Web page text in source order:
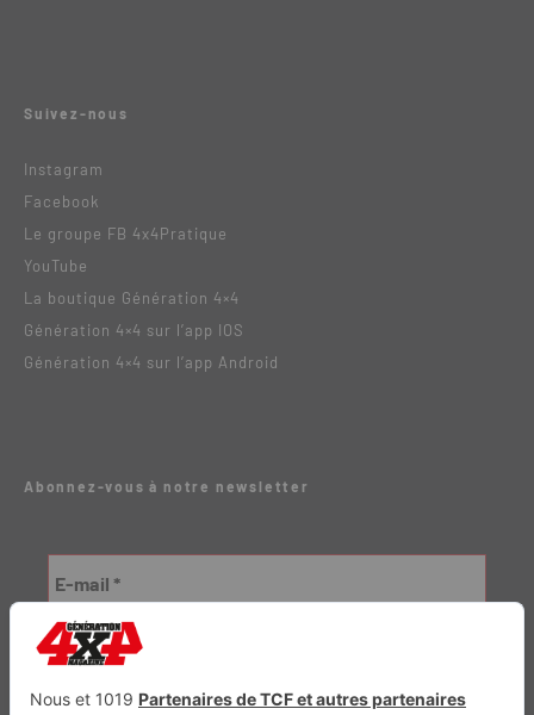
Suivez-nous
Instagram
Facebook
Le groupe FB 4x4Pratique
YouTube
La boutique Génération 4×4
Génération 4×4 sur l’app IOS
Génération 4×4 sur l’app Android
Abonnez-vous à notre newsletter